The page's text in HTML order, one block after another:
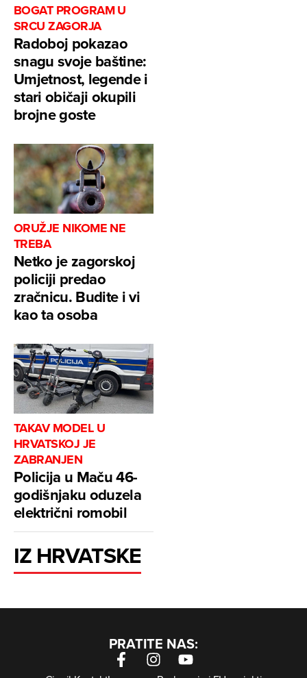
BOGAT PROGRAM U
SRCU ZAGORJA
Radoboj pokazao
snagu svoje baštine:
Umjetnost, legende i
stari običaji okupili
brojne goste
ORUŽJE NIKOME NE
TREBA
Netko je zagorskoj
policiji predao
zračnicu. Budite i vi
kao ta osoba
TAKAV MODEL U
HRVATSKOJ JE
ZABRANJEN
Policija u Maču 46-
godišnjaku oduzela
električni romobil
IZ HRVATSKE
PRATITE NAS: